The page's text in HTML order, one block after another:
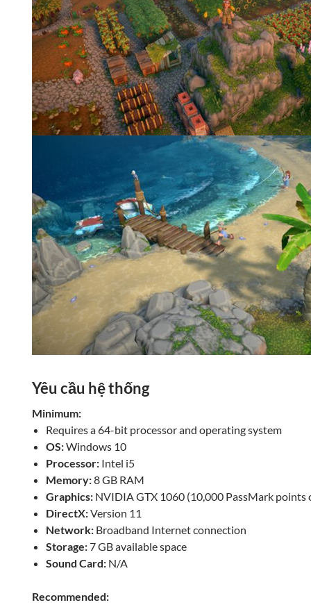
Yêu cầu hệ thống
Minimum:
Requires a 64-bit processor and operating system
OS:Windows 10
Processor: Intel i5
Memory:8 GB RAM
Graphics: NVIDIA GTX 1060 (10,000 PassMark points
DirectX:Version 11
Network: Broadband Internet connection
Storage:7 GB available space
Sound Card: N/A
Recommended: